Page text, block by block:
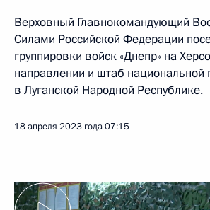
Верховный Главнокомандующий
Силами Российской Федерации
группировки войск «Днепр» на
направлении и штаб национальной
в Луганской Народной Республике.
18 апреля 2023 года07:15